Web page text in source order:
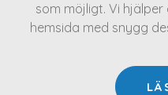
som möjligt. Vi
hemsida med snygg